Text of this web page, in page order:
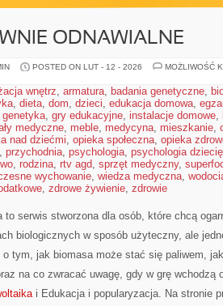
ODNAWIALNE
POSTED ON LUT - 12 - 2026
MOŻLIWOŚĆ
wnętrz, armatura, badania genetyczne,
, dieta, dom, dzieci, edukacja domowa,
genetyka, gry edukacyjne, instalacje domowe,
medyczne, meble, medycyna, mieszkanie,
nad dziećmi, opieka społeczna, opieka
, przychodnia, psychologia, psychologia
, rodzina, rtv agd, sprzęt medyczny,
wychowanie, wiedza medyczna,
, zdrowe żywienie, zdrowie
to serwis stworzona dla osób, które chcą
biologicznych w sposób użyteczny, ale
o tym, jak biomasa może stać się paliwem,
na co zwracać uwagę, gdy w grę wchodzą
i Edukacja i popularyzacja. Na stronie